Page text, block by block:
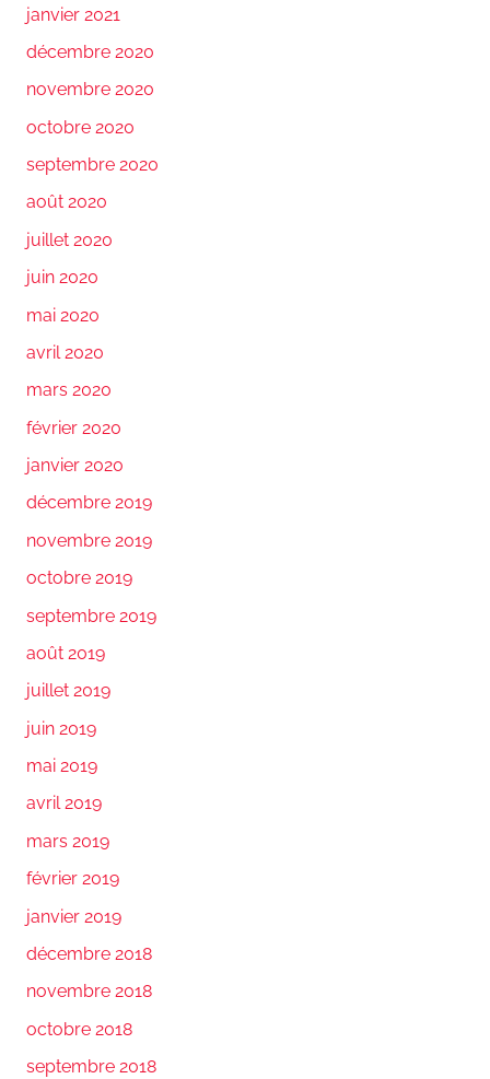
janvier 2021
décembre 2020
novembre 2020
octobre 2020
septembre 2020
août 2020
juillet 2020
juin 2020
mai 2020
avril 2020
mars 2020
février 2020
janvier 2020
décembre 2019
novembre 2019
octobre 2019
septembre 2019
août 2019
juillet 2019
juin 2019
mai 2019
avril 2019
mars 2019
février 2019
janvier 2019
décembre 2018
novembre 2018
octobre 2018
septembre 2018